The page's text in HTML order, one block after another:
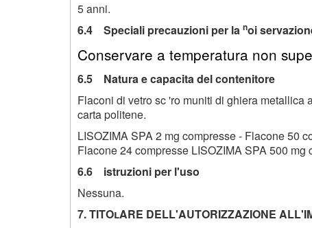
5 anni.
6.4 Speciali precauzioni per la noi
Conservare a temperatura non
6.5 Natura e capacita del contenitore
Flaconi di vetro sc 'ro muniti di ghiera
carta politene.
LISOZIMA SPA 2 mg compresse - Flacone 50
Flacone 24 compresse LISOZIMA SPA 500
6.6 istruzioni per l'uso
Nessuna.
7. TITOlARE DELL'AUTORIZZAZIONE